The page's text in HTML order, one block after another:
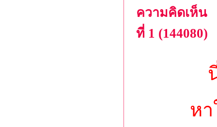
ความคิดเห็น
ที่ 1 (144080)
ห